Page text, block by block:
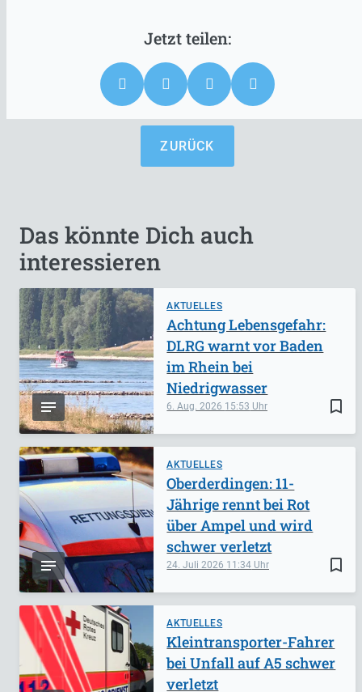
ZURÜCK
Das könnte Dich auch
interessieren
AKTUELLES
bookmark_border
6. Aug. 2026 15:53
Achtung Lebensgefahr:
DLRG warnt vor Baden
im Rhein bei
Niedrigwasser
AKTUELLES
bookmark_border
24. Juli 2026 11:34
Oberderdingen: 11-
Jährige rennt bei Rot
über Ampel und wird
schwer verletzt
AKTUELLES
Kleintransporter-Fahrer
bei Unfall auf A5 schwer
verletzt